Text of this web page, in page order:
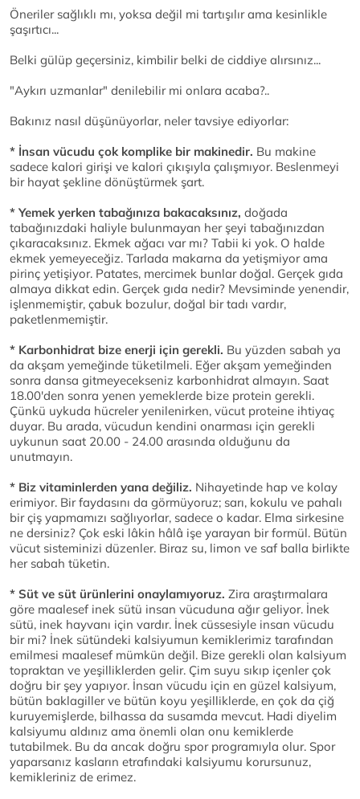
Öneriler sağlıklı mı, yoksa değil mi tartışılır ama kesinlikle
şaşırtıcı...
Belki gülüp geçersiniz, kimbilir belki de ciddiye alırsınız...
"Aykırı uzmanlar" denilebilir mi onlara acaba?..
Bakınız nasıl düşünüyorlar, neler tavsiye ediyorlar:
* İnsan vücudu çok komplike bir makinedir. Bu makine
sadece kalori girişi ve kalori çıkışıyla çalışmıyor. Beslenmeyi
bir hayat şekline dönüştürmek şart.
* Yemek yerken tabağınıza bakacaksınız, doğada
tabağınızdaki haliyle bulunmayan her şeyi tabağınızdan
çıkaracaksınız. Ekmek ağacı var mı? Tabii ki yok. O halde
ekmek yemeyeceğiz. Tarlada makarna da yetişmiyor ama
pirinç yetişiyor. Patates, mercimek bunlar doğal. Gerçek gıda
almaya dikkat edin. Gerçek gıda nedir? Mevsiminde yenendir,
işlenmemiştir, çabuk bozulur, doğal bir tadı vardır,
paketlenmemiştir.
* Karbonhidrat bize enerji için gerekli. Bu yüzden sabah ya
da akşam yemeğinde tüketilmeli. Eğer akşam yemeğinden
sonra dansa gitmeyecekseniz karbonhidrat almayın. Saat
18.00'den sonra yenen yemeklerde bize protein gerekli.
Çünkü uykuda hücreler yenilenirken, vücut proteine ihtiyaç
duyar. Bu arada, vücudun kendini onarması için gerekli
uykunun saat 20.00 - 24.00 arasında olduğunu da
unutmayın.
* Biz vitaminlerden yana değiliz. Nihayetinde hap ve kolay
erimiyor. Bir faydasını da görmüyoruz; sarı, kokulu ve pahalı
bir çiş yapmamızı sağlıyorlar, sadece o kadar. Elma sirkesine
ne dersiniz? Çok eski lâkin hâlâ işe yarayan bir formül. Bütün
vücut sisteminizi düzenler. Biraz su, limon ve saf balla birlikte
her sabah tüketin.
* Süt ve süt ürünlerini onaylamıyoruz. Zira araştırmalara
göre maalesef inek sütü insan vücuduna ağır geliyor. İnek
sütü, inek hayvanı için vardır. İnek cüssesiyle insan vücudu
bir mi? İnek sütündeki kalsiyumun kemiklerimiz tarafından
emilmesi maalesef mümkün değil. Bize gerekli olan kalsiyum
topraktan ve yeşilliklerden gelir. Çim suyu sıkıp içenler çok
doğru bir şey yapıyor. İnsan vücudu için en güzel kalsiyum,
bütün baklagiller ve bütün koyu yeşilliklerde, en çok da çiğ
kuruyemişlerde, bilhassa da susamda mevcut. Hadi diyelim
kalsiyumu aldınız ama önemli olan onu kemiklerde
tutabilmek. Bu da ancak doğru spor programıyla olur. Spor
yaparsanız kasların etrafındaki kalsiyumu korursunuz,
kemikleriniz de erimez.